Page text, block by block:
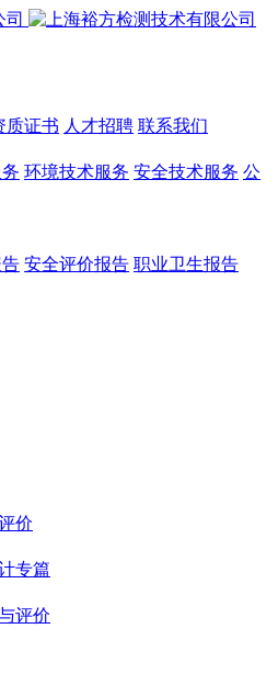
质证书 人才招聘 联系我们
环境技术服务 安全技术服务 公
安全评价报告 职业卫生报告
价
专篇
评价